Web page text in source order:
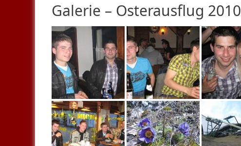
Galerie – Osterausflug 2010